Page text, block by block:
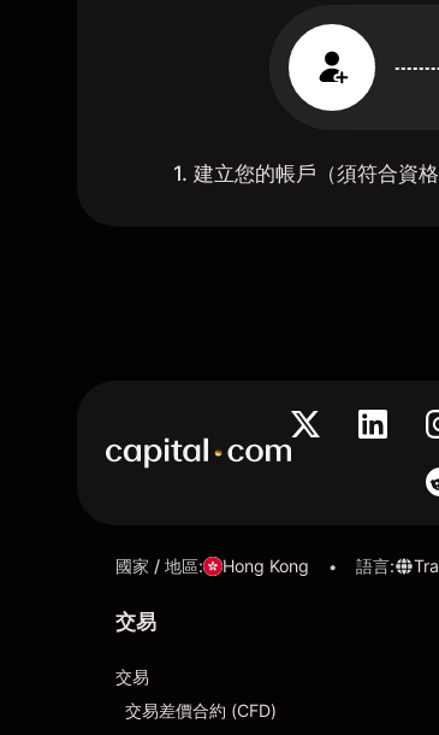
1. 建立您的帳戶（須符合資格
國家 / 地區: Hong Kong • 語言:
交易
交易
交易差價合約 (CFD)